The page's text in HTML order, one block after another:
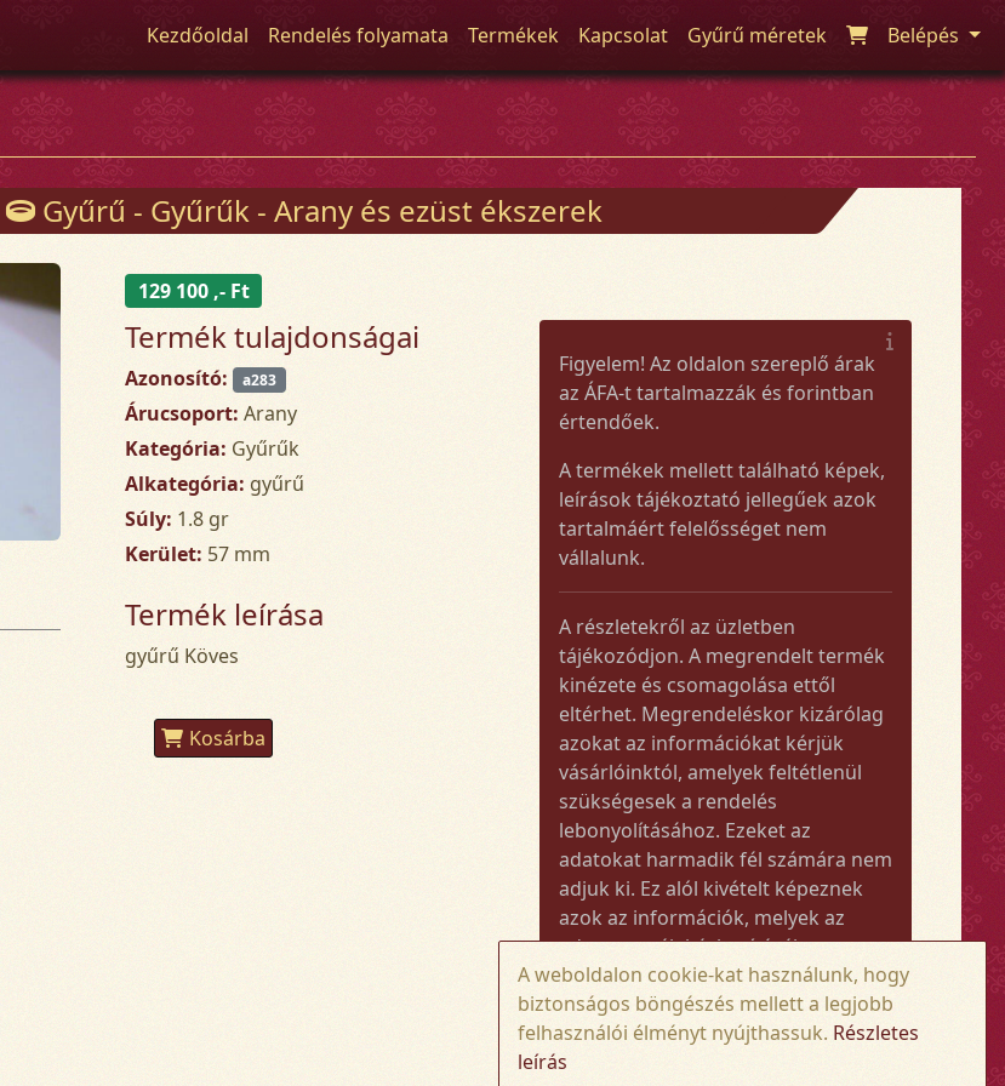
Kezdőoldal Rendelés folyamata Termékek Kapcsolat Gyűrű méretek Belépés
Gyűrű - Gyűrűk - Arany és ezüst ékszerek
129 100 ,- Ft
Termék tulajdonságai
Azonosító: a283
Árucsoport: Arany
Kategória: Gyűrűk
Alkategória: gyűrű
Súly: 1.8 gr
Kerület: 57 mm
Termék leírása
gyűrű Köves
Kosárba
Figyelem! Az oldalon szereplő árak
az ÁFA-t tartalmazzák és forintban
értendőek.
A termékek mellett található képek,
leírások tájékoztató jellegűek azok
tartalmáért felelősséget nem
vállalunk.
A részletekről az üzletben
tájékozódjon. A megrendelt termék
kinézete és csomagolása ettől
eltérhet. Megrendeléskor kizárólag
azokat az információkat kérjük
vásárlóinktól, amelyek feltétlenül
szükségesek a rendelés
lebonyolításához. Ezeket az
adatokat harmadik fél számára nem
adjuk ki. Ez alól kivételt képeznek
azok az információk, melyek az
adott termék kézbesítéséhez vagy
kiszállításához szükségesek.
Amennyiben a megrendelt termék
összege meghaladja az 50.000 Ft-ot,
A weboldalon cookie-kat használunk, hogy
biztonságos böngészés mellett a legjobb
felhasználói élményt nyújthassuk. Részletes
leírás